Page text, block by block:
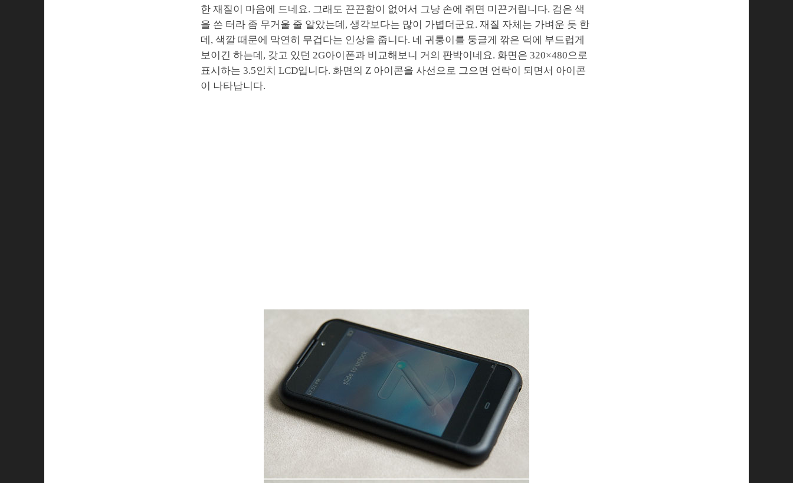
한 재질이 마음에 드네요. 그래도 끈끈함이 없어서 그냥 손에 쥐면 미끈거립니다. 검은 색
을 쓴 터라 좀 무거울 줄 알았는데, 생각보다는 많이 가볍더군요. 재질 자체는 가벼운 듯 한
데, 색깔 때문에 막연히 무겁다는 인상을 줍니다. 네 귀퉁이를 둥글게 깎은 덕에 부드럽게
보이긴 하는데, 갖고 있던 2G아이폰과 비교해보니 거의 판박이네요. 화면은 320×480으로
표시하는 3.5인치 LCD입니다. 화면의 Z 아이콘을 사선으로 그으면 언락이 되면서 아이콘
이 나타납니다.